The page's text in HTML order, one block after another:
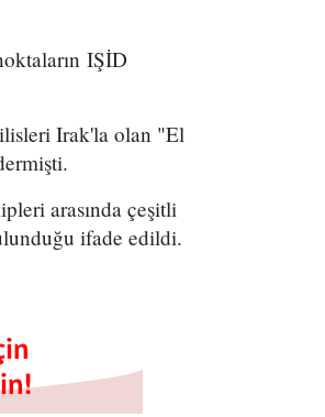
IŞİD
Irak'la olan "El
arasında çeşitli
ifade edildi.